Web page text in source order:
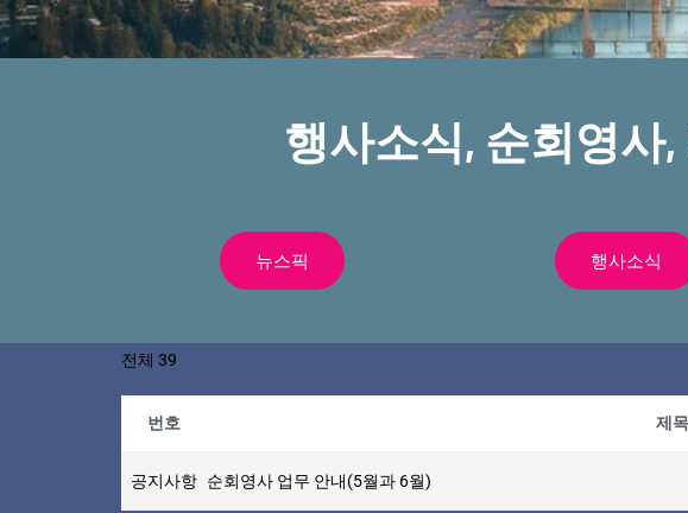
행사소식, 순회영사
뉴스픽 행사소식
전체 39
번호 제목
공지사항 순회영사 업무 안내(5월과 6월)